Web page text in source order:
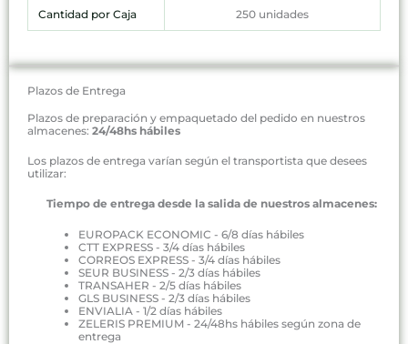
Cantidad por Caja 250 unidades
Plazos de Entrega
Plazos de preparación y empaquetado del pedido en nuestros
almacenes: 24/48hs hábiles
Los plazos de entrega varían según el transportista que desees
utilizar:
Tiempo de entrega desde la salida de nuestros almacenes:
EUROPACK ECONOMIC - 6/8 días hábiles
CTT EXPRESS - 3/4 días hábiles
CORREOS EXPRESS - 3/4 días hábiles
SEUR BUSINESS - 2/3 días hábiles
TRANSAHER - 2/5 días hábiles
GLS BUSINESS - 2/3 días hábiles
ENVIALIA - 1/2 días hábiles
ZELERIS PREMIUM - 24/48hs hábiles según zona de
entrega